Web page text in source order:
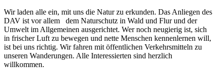
Wir laden alle ein, mit uns die Natur zu erkunden. Das Anliegen des
DAV ist vor allem dem Naturschutz in Wald und Flur und der
Umwelt im Allgemeinen ausgerichtet. Wer noch neugierig ist, sich
in frischer Luft zu bewegen und nette Menschen kennenlernen will,
ist bei uns richtig. Wir fahren mit öffentlichen Verkehrsmitteln zu
unseren Wanderungen. Alle Interessierten sind herzlich
willkommen.